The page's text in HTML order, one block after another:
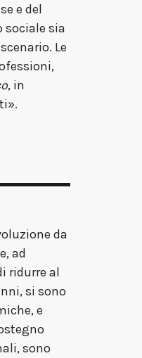
e del
sociale sia
Le
, in
da
ad
ridurre al
si sono
e
sono